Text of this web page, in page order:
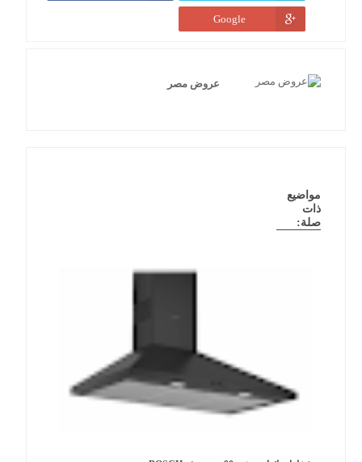
Google
عروض مصر
مواضيع
ذات
صلة: